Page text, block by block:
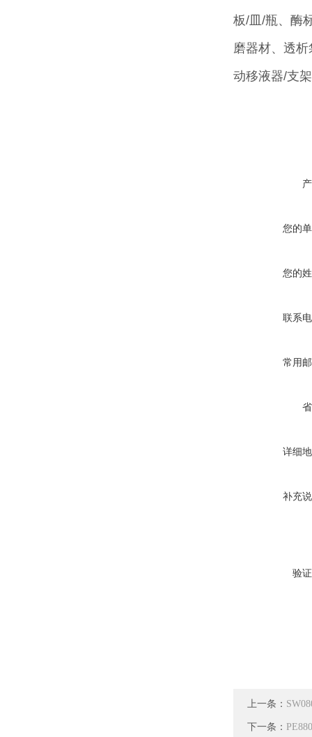
板/皿/瓶、酶
磨器材、透
动移液器/支
您的
您的
联系
常用
详细
补充
验
上一条：
下一条：